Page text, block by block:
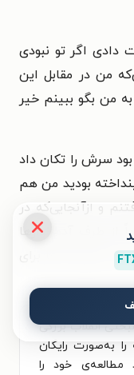
دادی اگر تو نبودی
من در مقابل این
من بگو ببینم خیر
سرش را تکان داد
بودید من هم
و ازآنجایی‌که در
از طرف آدم‌خوارها
من از طرف شما برای
انقلاب بزرگی
به‌صورت رایگان
مطالعه‌ی خود را